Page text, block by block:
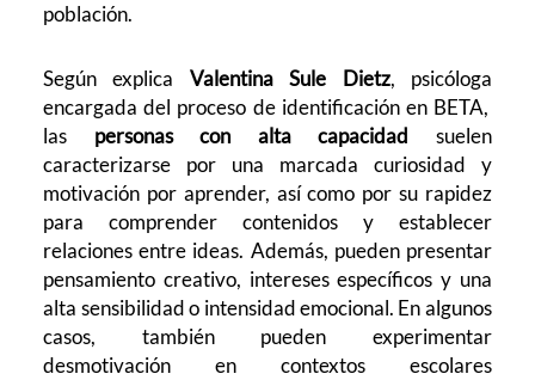
población.
Según explica Valentina Sule Dietz, psicóloga
encargada del proceso de identificación en BETA,
las personas con alta capacidad suelen
caracterizarse por una marcada curiosidad y
motivación por aprender, así como por su rapidez
para comprender contenidos y establecer
relaciones entre ideas. Además, pueden presentar
pensamiento creativo, intereses específicos y una
alta sensibilidad o intensidad emocional. En algunos
casos, también pueden experimentar
desmotivación en contextos escolares